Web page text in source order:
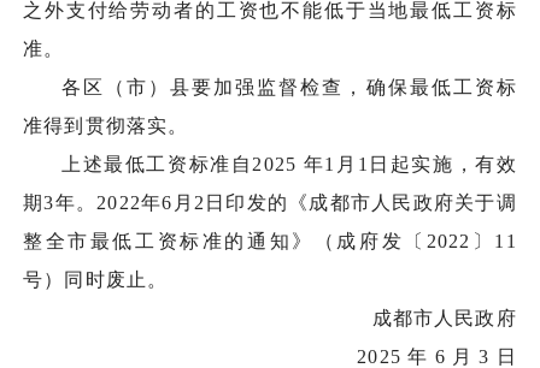
之外支付给劳动者的工资也不能低于当地最低工资标
准。
各区（市）县要加强监督检查，确保最低工资标
准得到贯彻落实。
上述最低工资标准自2025 年1月1日起实施，有效
期3年。2022年6月2日印发的《成都市人民政府关于调
整全市最低工资标准的通知》（成府发〔2022〕11
号）同时废止。
成都市人民政府
2025 年 6 月 3 日